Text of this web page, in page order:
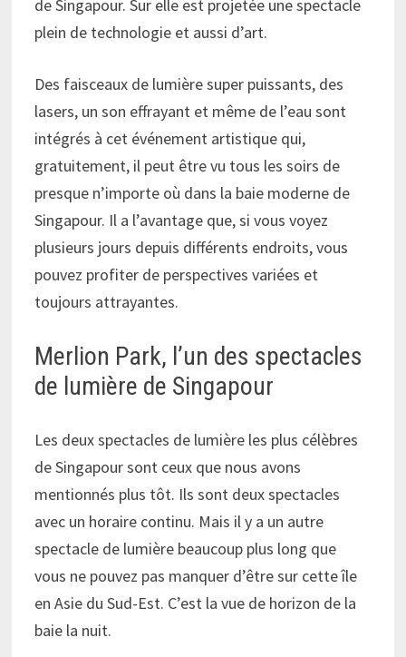
de Singapour. Sur elle est projetée une spectacle
plein de technologie et aussi d’art.
Des faisceaux de lumière super puissants, des
lasers, un son effrayant et même de l’eau sont
intégrés à cet événement artistique qui,
gratuitement, il peut être vu tous les soirs de
presque n’importe où dans la baie moderne de
Singapour. Il a l’avantage que, si vous voyez
plusieurs jours depuis différents endroits, vous
pouvez profiter de perspectives variées et
toujours attrayantes.
Merlion Park, l’un des spectacles
de lumière de Singapour
Les deux spectacles de lumière les plus célèbres
de Singapour sont ceux que nous avons
mentionnés plus tôt. Ils sont deux spectacles
avec un horaire continu. Mais il y a un autre
spectacle de lumière beaucoup plus long que
vous ne pouvez pas manquer d’être sur cette île
en Asie du Sud-Est. C’est la vue de horizon de la
baie la nuit.